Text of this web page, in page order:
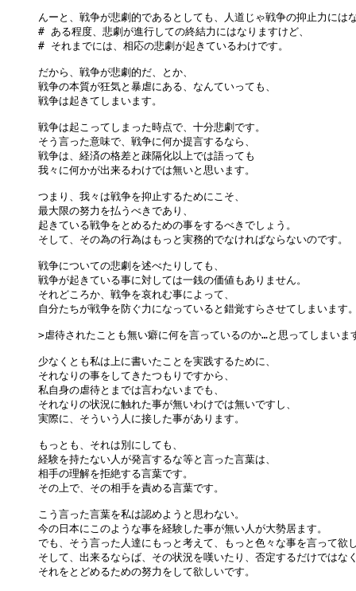
んーと、戦争が悲劇的であるとしても、人道じゃ戦争の抑止力には
# ある程度、悲劇が進行しての終結力にはなりますけど、
# それまでには、相応の悲劇が起きているわけです。
だから、戦争が悲劇的だ、とか、
戦争の本質が狂気と暴虐にある、なんていっても、
戦争は起きてしまいます。
戦争は起こってしまった時点で、十分悲劇です。
そう言った意味で、戦争に何か提言するなら、
戦争は、経済の格差と疎隔化以上では語っても
我々に何かが出来るわけでは無いと思います。
つまり、我々は戦争を抑止するためにこそ、
最大限の努力を払うべきであり、
起きている戦争をとめるための事をするべきでしょう。
そして、その為の行為はもっと実務的でなければならないのです。
戦争についての悲劇を述べたりしても、
戦争が起きている事に対しては一銭の価値もありません。
それどころか、戦争を哀れむ事によって、
自分たちが戦争を防ぐ力になっていると錯覚すらさせてしまいます
>虐待されたことも無い癖に何を言っているのか…と思ってしまいま
少なくとも私は上に書いたことを実践するために、
それなりの事をしてきたつもりですから、
私自身の虐待とまでは言わないまでも、
それなりの状況に触れた事が無いわけでは無いですし、
実際に、そういう人に接した事があります。
もっとも、それは別にしても、
経験を持たない人が発言するな等と言った言葉は、
相手の理解を拒絶する言葉です。
その上で、その相手を責める言葉です。
こう言った言葉を私は認めようと思わない。
今の日本にこのような事を経験した事が無い人が大勢居ます。
でも、そう言った人達にもっと考えて、もっと色々な事を言って欲
そして、出来るならば、その状況を嘆いたり、否定するだけではな
それをとどめるための努力をして欲しいです。